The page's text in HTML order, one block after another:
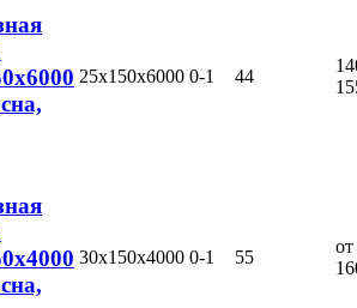
25х150х6000 0-1 44
30х150х4000 0-1 55
от